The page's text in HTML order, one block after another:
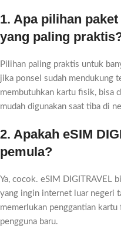
1. Apa pilihan
yang paling
Pilihan paling praktis untuk
jika ponsel sudah mendukung
membutuhkan kartu fisik, bisa
mudah digunakan saat tiba di
2. Apakah eSIM
pemula?
Ya, cocok. eSIM DIGITRAVEL
yang ingin internet luar negeri
memerlukan penggantian
pengguna baru.